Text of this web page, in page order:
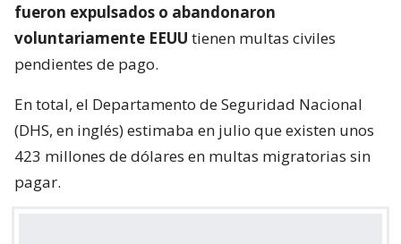
fueron expulsados o abandonaron
voluntariamente EEUU tienen multas civiles
pendientes de pago.
En total, el Departamento de Seguridad Nacional
(DHS, en inglés) estimaba en julio que existen unos
423 millones de dólares en multas migratorias sin
pagar.